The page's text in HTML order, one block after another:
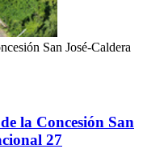
San José-Caldera
la Concesión San
27